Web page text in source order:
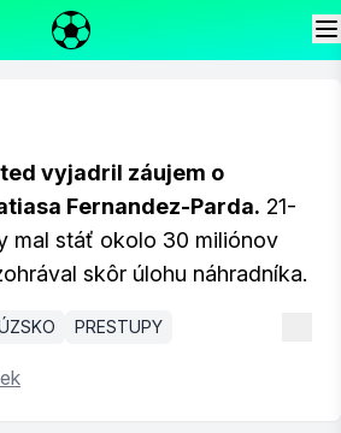
vyjadril záujem o
Fernandez-Parda. 21-
mal stáť okolo 30 miliónov
skôr úlohu náhradníka.
PRESTUPY